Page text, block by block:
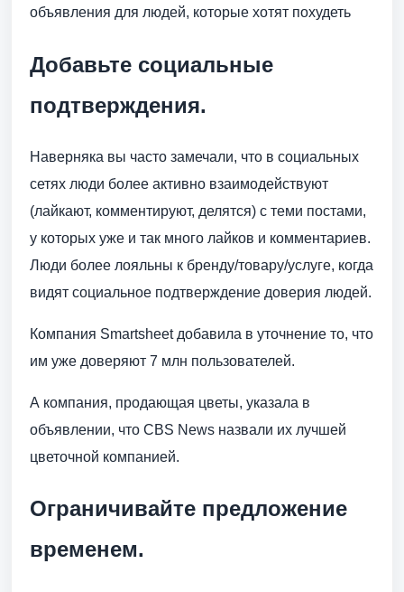
объявления для людей, которые хотят похудеть
Добавьте социальные
подтверждения.
Наверняка вы часто замечали, что в социальных
сетях люди более активно взаимодействуют
(лайкают, комментируют, делятся) с теми постами,
у которых уже и так много лайков и комментариев.
Люди более лояльны к бренду/товару/услуге, когда
видят социальное подтверждение доверия людей.
Компания Smartsheet добавила в уточнение то, что
им уже доверяют 7 млн пользователей.
А компания, продающая цветы, указала в
объявлении, что CBS News назвали их лучшей
цветочной компанией.
Ограничивайте предложение
временем.